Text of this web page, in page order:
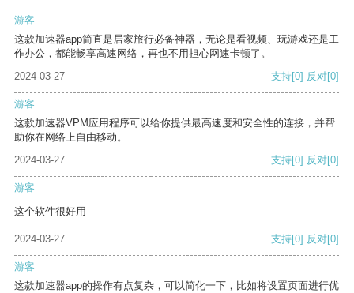
游客
这款加速器app简直是居家旅行必备神器，无论是看视频、玩游戏还是工
作办公，都能畅享高速网络，再也不用担心网速卡顿了。
2024-03-27
支持[0] 反对[0]
游客
这款加速器VPM应用程序可以给你提供最高速度和安全性的连接，并帮
助你在网络上自由移动。
2024-03-27
支持[0] 反对[0]
游客
这个软件很好用
2024-03-27 支持[0] 反对[0]
游客
这款加速器app的操作有点复杂，可以简化一下，比如将设置页面进行优